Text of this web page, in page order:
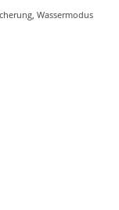
Wassermodus